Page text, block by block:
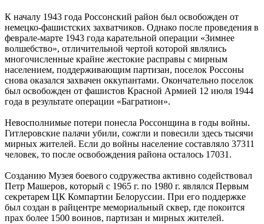
К началу 1943 года Россонский район был освобожден от
немецко-фашистских захватчиков. Однако после проведения в
феврале-марте 1943 года карательной операции «Зимнее
волшебство», отличительной чертой которой являлись
многочисленные крайне жестокие расправы с мирным
населением, поддерживающим партизан, поселок Россоны
снова оказался захвачен оккупантами. Окончательно поселок
был освобожден от фашистов Красной Армией 12 июля 1944
года в результате операции «Багратион».
Невосполнимые потери понесла Россонщина в годы войны.
Гитлеровские палачи убили, сожгли и повесили здесь тысячи
мирных жителей. Если до войны население составляло 37311
человек, то после освобождения района осталось 17031.
Созданию Музея боевого содружества активно содействовал
Петр Машеров, который с 1965 г. по 1980 г. являлся Первым
секретарем ЦК Компартии Белоруссии. При его поддержке
был создан в райцентре мемориальный сквер, где покоится
прах более 1500 воинов, партизан и мирных жителей.